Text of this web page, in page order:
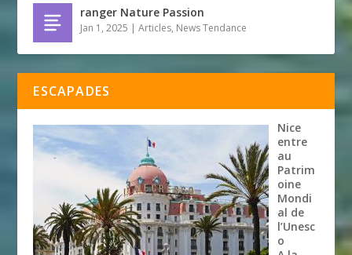
ranger Nature Passion
Jan 1, 2025 |Articles, News Tendance
ESCAPADES
Nice
entre
au
Patrim
oine
Mondi
al de
l’Unesc
o